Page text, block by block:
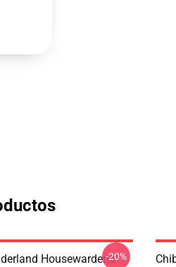
Housewardens-20%